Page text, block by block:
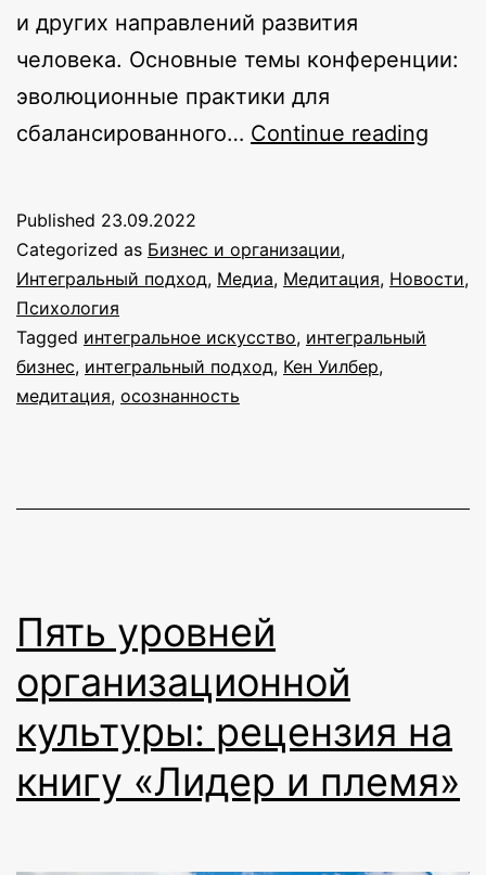
и других направлений развития
человека. Основные темы конференции:
эволюционные практики для
сбалансированного… Continue reading
Published 23.09.2022
Categorized as Бизнес и организации,
Интегральный подход, Медиа, Медитация, Новости,
Психология
Tagged интегральное искусство, интегральный
бизнес, интегральный подход, Кен Уилбер,
медитация, осознанность
Пять уровней
организационной
культуры: рецензия на
книгу «Лидер и племя»